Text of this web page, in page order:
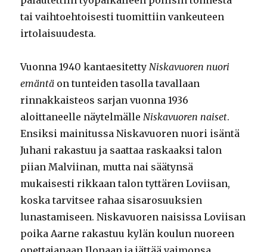
tai vaihtoehtoisesti tuomittiin vankeuteen
irtolaisuudesta.
Vuonna 1940 kantaesitettyNiskavuoren nuori
emäntä on tunteiden tasolla tavallaan
rinnakkaisteos sarjan vuonna 1936
aloittaneelle näytelmälleNiskavuoren naiset.
Ensiksi mainitussa Niskavuoren nuori isäntä
Juhani rakastuu ja saattaa raskaaksi talon
piian Malviinan, mutta nai säätynsä
mukaisesti rikkaan talon tyttären Loviisan,
koska tarvitsee rahaa sisarosuuksien
lunastamiseen. Niskavuoren naisissa Loviisan
poika Aarne rakastuu kylän koulun nuoreen